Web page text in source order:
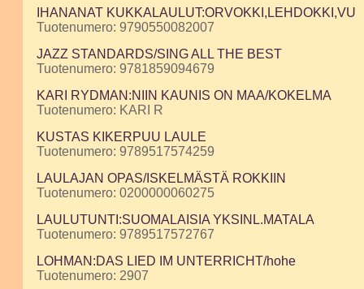
IHANANAT KUKKALAULUT:ORVOKKI,LEHDOKKI,VU
Tuotenumero: 9790550082007
JAZZ STANDARDS/SING ALL THE BEST
Tuotenumero: 9781859094679
KARI RYDMAN:NIIN KAUNIS ON MAA/KOKELMA
Tuotenumero: KARI R
KUSTAS KIKERPUU LAULE
Tuotenumero: 9789517574259
LAULAJAN OPAS/ISKELMÄSTÄ ROKKIIN
Tuotenumero: 0200000060275
LAULUTUNTI:SUOMALAISIA YKSINL.MATALA
Tuotenumero: 9789517572767
LOHMAN:DAS LIED IM UNTERRICHT/hohe
Tuotenumero: 2907